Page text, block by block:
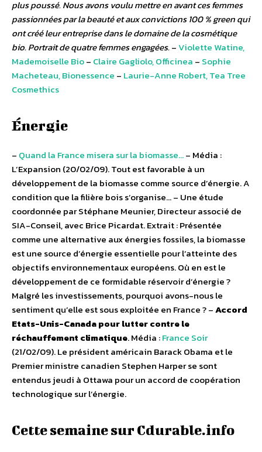
plus poussé. Nous avons voulu mettre en avant ces femmes
passionnées par la beauté et aux convictions 100 % green qui
ont créé leur entreprise dans le domaine de la cosmétique
bio. Portrait de quatre femmes engagées.–Violette Watine,
Mademoiselle Bio– Claire Gagliolo, Officinea – Sophie
Macheteau, Bionessence – Laurie-Anne Robert, Tea Tree
Cosmethics
Énergie
– Quand la France misera sur la biomasse…– Média :
L’Expansion (20/02/09). Tout est favorable à un
développement de la biomasse comme source d’énergie. A
condition que la filière bois s’organise… – Une étude
coordonnée par Stéphane Meunier, Directeur associé de
SIA-Conseil, avec Brice Picardat. Extrait : Présentée
comme une alternative aux énergies fossiles, la biomasse
est une source d’énergie essentielle pour l’atteinte des
objectifs environnementaux européens. Où en est le
développement de ce formidable réservoir d’énergie ?
Malgré les investissements, pourquoi avons-nous le
sentiment qu’elle est sous exploitée en France ? –Accord
Etats-Unis-Canada pour lutter contre le
réchauffement climatique. Média :France Soir
(21/02/09). Le président américain Barack Obama et le
Premier ministre canadien Stephen Harper se sont
entendus jeudi à Ottawa pour un accord de coopération
technologique sur l’énergie.
Cette semaine sur Cdurable.info